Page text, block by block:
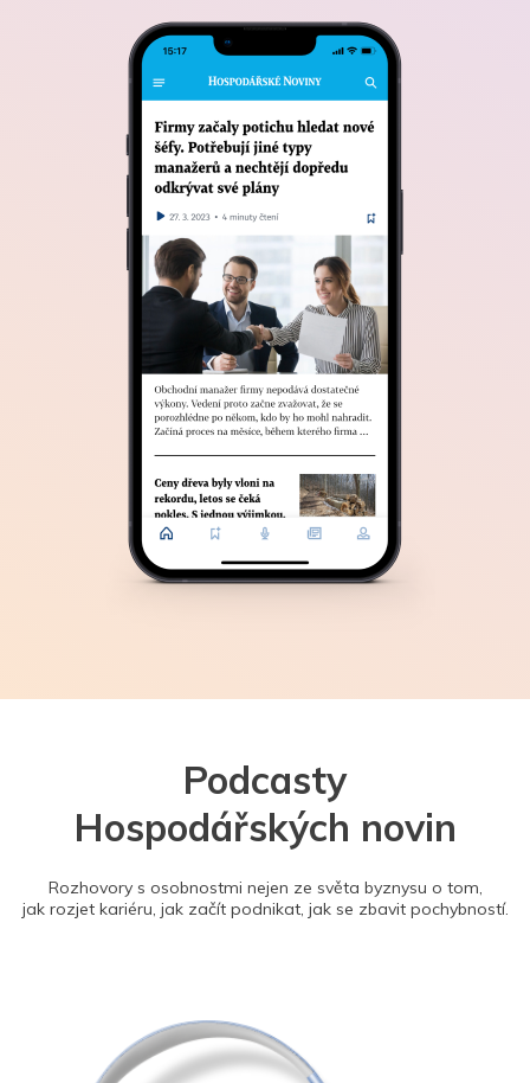
Podcasty
Hospodářských novin
Rozhovory s osobnostmi nejen ze světa byznysu o tom,
jak rozjet kariéru, jak začít podnikat, jak se zbavit pochybností.